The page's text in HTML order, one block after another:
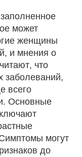
может
женщины
и мнения о
что
заболеваний,
всего
Основные
могут
до